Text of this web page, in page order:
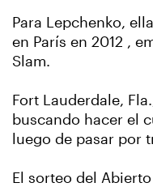
Para Lepchenko,
en París en 2012 ,
Slam.
Fort Lauderdale,
buscando hacer el
luego de pasar por
El sorteo del